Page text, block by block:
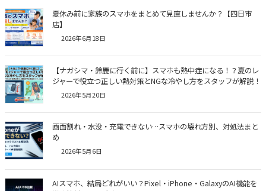
夏休み前に家族のスマホをまとめて見直しませんか？【四日市
店】
2026年6月18日
【ナガシマ・鈴鹿に行く前に】スマホも熱中症になる！？夏のレ
ジャーで役立つ正しい熱対策とNGな冷やし方をスタッフが解説！
2026年5月20日
画面割れ・水没・充電できない…スマホの壊れ方別、対処法まと
め
2026年5月6日
AIスマホ、結局どれがいい？Pixel・iPhone・GalaxyのAI機能を